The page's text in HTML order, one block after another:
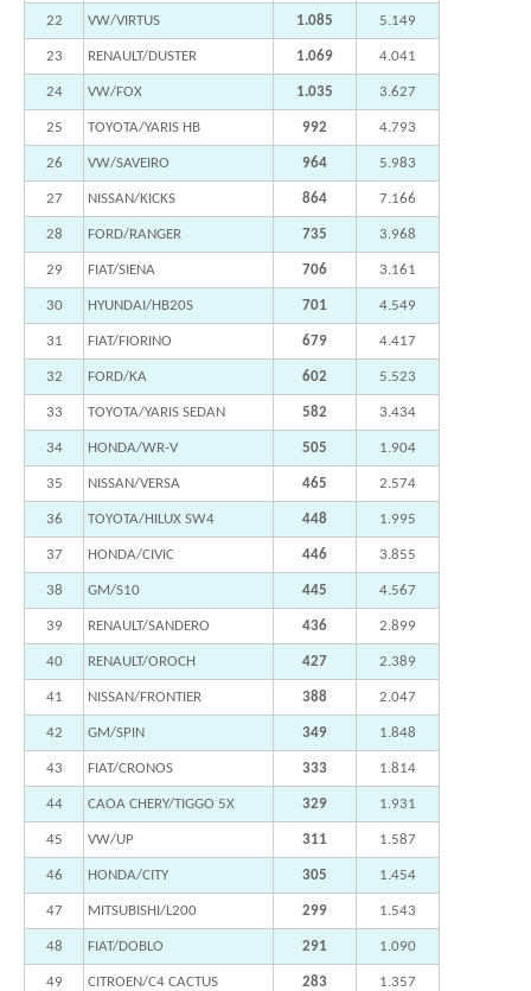
22 VW/VIRTUS 1.085 5.149
23 RENAULT/DUSTER 1.069 4.041
24 VW/FOX 1.035 3.627
25 TOYOTA/YARIS HB 992 4.793
26 VW/SAVEIRO 964 5.983
27 NISSAN/KICKS 864 7.166
28 FORD/RANGER 735 3.968
29 FIAT/SIENA 706 3.161
30 HYUNDAI/HB20S 701 4.549
31 FIAT/FIORINO 679 4.417
32 FORD/KA 602 5.523
33 TOYOTA/YARIS SEDAN 582 3.434
34 HONDA/WR-V 505 1.904
35 NISSAN/VERSA 465 2.574
36 TOYOTA/HILUX SW4 448 1.995
37 HONDA/CIVIC 446 3.855
38 GM/S10 445 4.567
39 RENAULT/SANDERO 436 2.899
40 RENAULT/OROCH 427 2.389
41 NISSAN/FRONTIER 388 2.047
42 GM/SPIN 349 1.848
43 FIAT/CRONOS 333 1.814
44 CAOA CHERY/TIGGO 5X 329 1.931
45 VW/UP 311 1.587
46 HONDA/CITY 305 1.454
47 MITSUBISHI/L200 299 1.543
48 FIAT/DOBLO 291 1.090
49 CITROEN/C4 CACTUS 283 1.357